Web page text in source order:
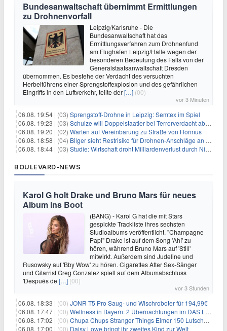
Bundesanwaltschaft übernimmt Ermittlungen
zu Drohnenvorfall
Leipzig/Karlsruhe - Die
Bundesanwaltschaft hat das
Ermittlungsverfahren zum Drohnenfund
am Flughafen Leipzig/Halle wegen der
besonderen Bedeutung des Falls von der
Generalstaatsanwaltschaft Dresden
übernommen. Es bestehe der Verdacht des versuchten
Herbeiführens einer Sprengstoffexplosion und des gefährlichen
Eingriffs in den Luftverkehr, teilte der[…] (00)
vor 3 Minuten
06.08. 19:54 | (03) Sprengstoff-Drohne in Leipzig: Semtex im Spiel
06.08. 19:23 | (03) Schulze will Doppelstaatler bei Terrorverdacht abschieben
06.08. 19:20 | (02) Warten auf Vereinbarung zu Straße von Hormus
06.08. 18:58 | (04) Bilger sieht Restrisiko für Drohnen-Anschläge an Flughäfen
06.08. 18:44 | (03) Studie: Wirtschaft droht Milliardenverlust durch Niedrigwasser
BOULEVARD-NEWS
Karol G holt Drake und Bruno Mars für neues
Album ins Boot
(BANG) - Karol G hat die mit Stars
gespickte Trackliste ihres sechsten
Studioalbums veröffentlicht. "Champagne
Papi" Drake ist auf dem Song 'Ahí' zu
hören, während Bruno Mars auf 'Still'
mitwirkt. Außerdem sind Judeline und
Rusowsky auf 'Bby Wow' zu hören. Cigarettes After Sex-Sänger
und Gitarrist Greg Gonzalez spielt auf dem Albumabschluss
'Después de […] (00)
vor 3 Stunden
06.08. 18:33 | (00) JONR T5 Pro Saug- und Wischroboter für 194,99€
06.08. 17:47 | (00) Wellness in Bayern: 2 Übernachtungen im DAS LUDWIG Sports Resort inkl. HP + Wellness ab 174€ p.P.
06.08. 17:02 | (00) Chupa Chups Stranger Things Eimer 150 Lutscher für 21,95€
06.08. 17:00 | (00) Daisy Lowe bringt ihr zweites Kind zur Welt